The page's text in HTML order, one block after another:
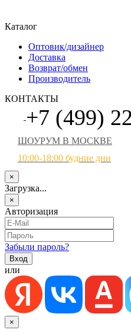
Каталог
Оптовик/дизайнер
Доставка
Возврат/обмен
Производитель
КОНТАКТЫ
+7 (499)
ШОУРУМ В МОСКВЕ
10:00-18:00 будние дни
×
Загрузка...
×
Авторизация
Забыли пароль?
или
×